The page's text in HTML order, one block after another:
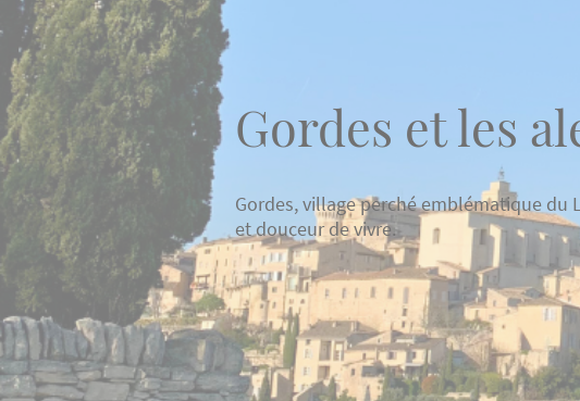
Gordes et les
Gordes, village perché emblématique
et douceur de vivre.